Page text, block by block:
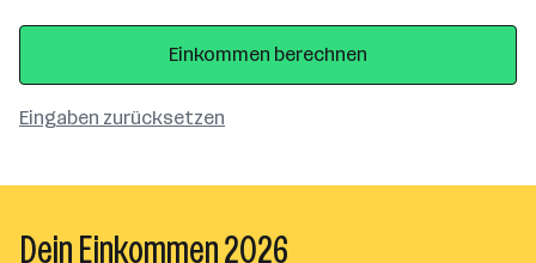
Eingaben zurücksetzen
Einkommen berechnen
Dein Einkommen 2026